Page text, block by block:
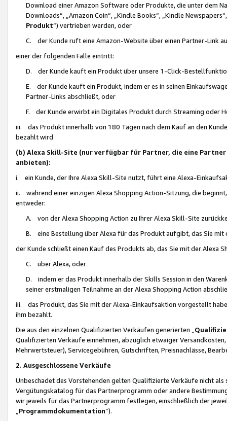
Download einer Amazon Software oder Produkte, die unter dem
Downloads“, „Amazon Coin“, „Kindle Books“, „Kindle
Produkt“) vertrieben werden, oder
C. der Kunde ruft eine Amazon-Website über einen Partner-Link
einer der folgenden Fälle eintritt:
D. der Kunde kauft ein Produkt über unsere 1-Click-
E. der Kunde kauft ein Produkt, indem er es in seinen
Partner-Links abschließt, oder
F. der Kunde erwirbt ein Digitales Produkt durch Streaming oder
iii. das Produkt innerhalb von 180 Tagen nach dem Kauf an den
bezahlt wird
(b) Alexa Skill-Site (nur verfügbar für Partner, die eine
anbieten):
i. ein Kunde, der Ihre Alexa Skill-Site nutzt, führt eine Alexa-
ii. während einer einzigen Alexa Shopping Action-Sitzung, die
entweder:
A. von der Alexa Shopping Action zu Ihrer Alexa Skill-Site
B. eine Bestellung über Alexa für das Produkt aufgibt, das Sie mit
der Kunde schließt einen Kauf des Produkts ab, das Sie mit der Alexa
C. über Alexa, oder
D. indem er das Produkt innerhalb der Skills Session in den
seiner erstmaligen Teilnahme an der Alexa Shopping Action
iii. das Produkt, das Sie mit der Alexa-Einkaufsaktion vorgestellt
ihm bezahlt.
Die aus den einzelnen Qualifizierten Verkäufen generierten „
Qualifizierten Verkäufe einnehmen, abzüglich etwaiger
Mehrwertsteuer), Servicegebühren, Gutschriften, Preisnachlässe,
2. Ausgeschlossene Verkäufe
Unbeschadet des Vorstehenden gelten Qualifizierte Verkäufe nicht
Vergütungskatalog für das Partnerprogramm oder andere
wir jeweils für das Partnerprogramm festlegen, einschließlich der
Programmdokumentation“).